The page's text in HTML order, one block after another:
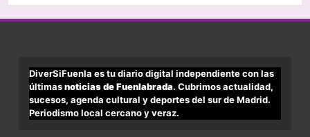
DiverSiFuenla es tu diario digital independiente con las
últimasnoticias de Fuenlabrada. Cubrimos actualidad,
sucesos, agenda cultural y deportes del sur de Madrid.
Periodismo local cercano y veraz.